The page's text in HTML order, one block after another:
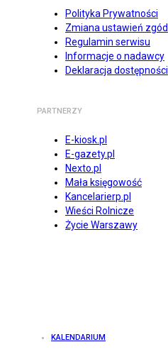
Polityka Prywatności
Zmiana ustawień zgód
Regulamin serwisu
Informacje o nadawcy
Deklaracja dostępności
PARTNERZY
E-kiosk.pl
E-gazety.pl
Nexto.pl
Mała księgowość
Kancelarierp.pl
Wieści Rolnicze
Życie Warszawy
KALENDARIUM